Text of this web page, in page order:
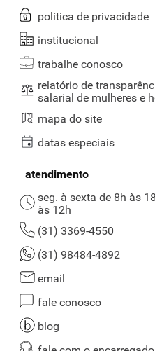
política de privacidade
institucional
trabalhe conosco
relatório de
salarial de mulheres e
mapa do site
datas especiais
atendimento
seg. à sexta de 8h às
às 12h
(31) 3369-4550
(31) 98484-4892
email
fale conosco
blog